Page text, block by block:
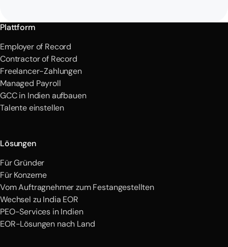
Plattform
Employer of Record
Contractor of Record
Freelancer-Zahlungen
Managed Payroll
GCC in Indien aufbauen
Talente einstellen
Lösungen
Für Gründer
Für Konzerne
Vom Auftragnehmer zum Festangestellten
Wechsel zu India EOR
PEO-Services in Indien
EOR-Lösungen nach Land